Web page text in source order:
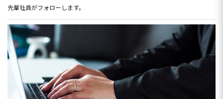
先輩社員がフォローします。